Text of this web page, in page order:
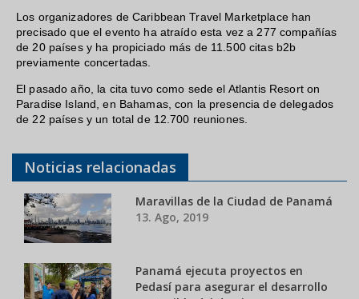
Los organizadores de Caribbean Travel Marketplace han
precisado que el evento ha atraído esta vez a 277 compañías
de 20 países y ha propiciado más de 11.500 citas b2b
previamente concertadas.
El pasado año, la cita tuvo como sede el Atlantis Resort on
Paradise Island, en Bahamas, con la presencia de delegados
de 22 países y un total de 12.700 reuniones.
Noticias relacionadas
Maravillas de la Ciudad de Panamá
13. Ago, 2019
Panamá ejecuta proyectos en
Pedasí para asegurar el desarrollo